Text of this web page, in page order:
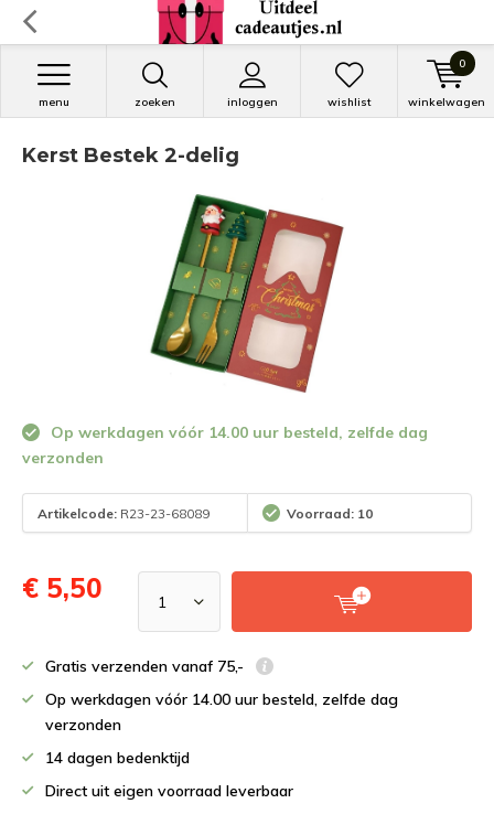
zoeken inloggen
menu wishlist winkelwagen
0
Kerst Bestek 2-delig
Op werkdagen vóór 14.00 uur besteld, zelfde dag
verzonden
Artikelcode: R23-23-68089 Voorraad: 10
€ 5,50
Gratis verzenden vanaf 75,-
Op werkdagen vóór 14.00 uur besteld, zelfde dag
verzonden
14 dagen bedenktijd
Direct uit eigen voorraad leverbaar